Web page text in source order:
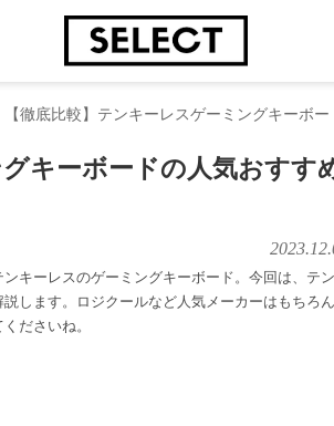
【徹底比較】テンキーレスゲーミングキーボ
キーボードの人気おすす
キーレスのゲーミングキーボード。今回は、テ
します。ロジクールなど人気メーカーはもちろん
ださいね。